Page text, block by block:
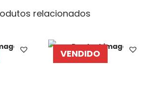
relacionados
VENDIDO